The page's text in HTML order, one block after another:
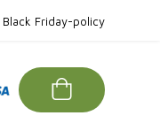
Black Friday-policy